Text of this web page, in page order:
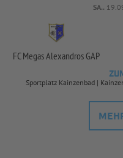
SA..
FC Megas Alexandros GAP
Sportplatz Kainzenbad |